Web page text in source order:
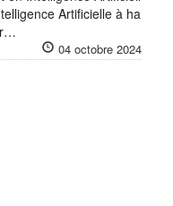
Artificielle à ha
04 octobre 2024